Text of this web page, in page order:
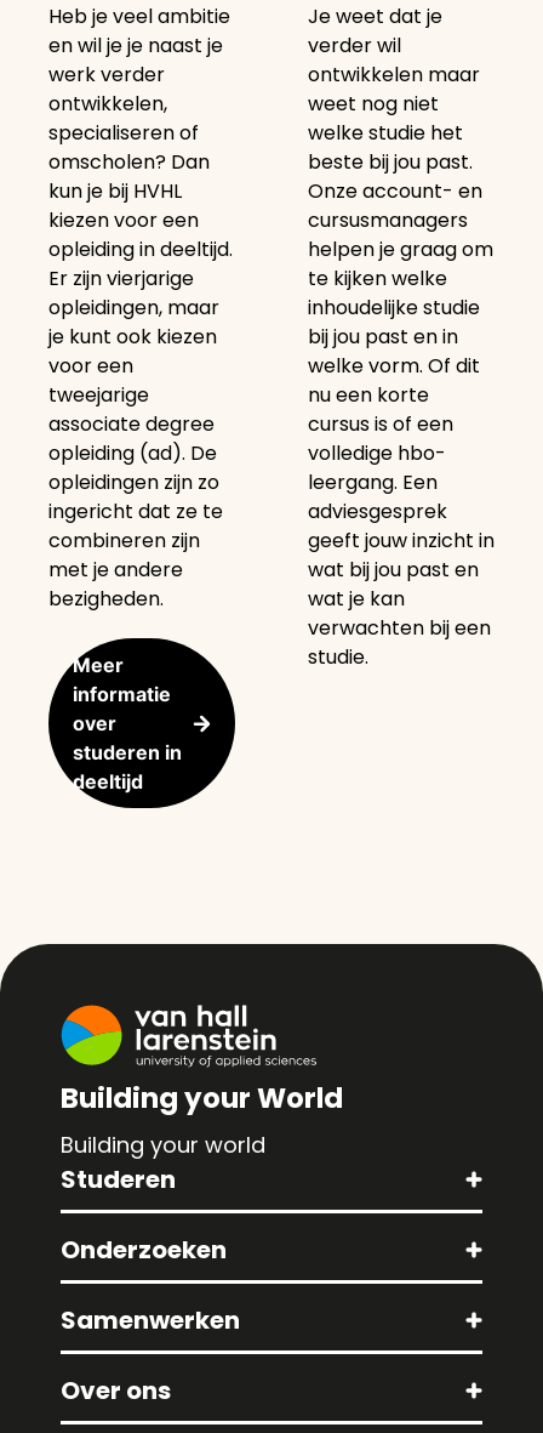
Heb je veel ambitie
en wil je je naast je
werk verder
ontwikkelen,
specialiseren of
omscholen? Dan
kun je bij HVHL
kiezen voor een
opleiding in deeltijd.
Er zijn vierjarige
opleidingen, maar
je kunt ook kiezen
voor een
tweejarige
associate degree
opleiding (ad). De
opleidingen zijn zo
ingericht dat ze te
combineren zijn
met je andere
bezigheden.
Meer
informatie
over
studeren in
deeltijd
Je weet dat je
verder wil
ontwikkelen maar
weet nog niet
welke studie het
beste bij jou past.
Onze account- en
cursusmanagers
helpen je graag om
te kijken welke
inhoudelijke studie
bij jou past en in
welke vorm. Of dit
nu een korte
cursus is of een
volledige hbo-
leergang. Een
adviesgesprek
geeft jouw inzicht in
wat bij jou past en
wat je kan
verwachten bij een
studie.
Building your World
Building your world
Studeren
Onderzoeken
Samenwerken
Over ons